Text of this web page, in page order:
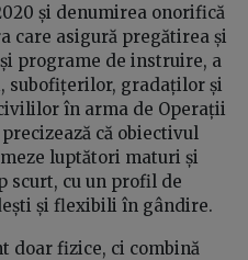
și denumirea onorifică
care asigură pregătirea și
programe de instruire, a
gradaților și
în arma de Operații
că obiectivul
luptători maturi și
scurt, cu un profil de
și flexibili în gândire.
doar fizice, ci combină